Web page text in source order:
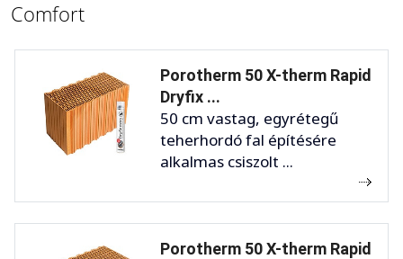
Comfort
Porotherm 50 X-therm Rapid
Dryfix ...
50 cm vastag, egyrétegű
teherhordó fal építésére
alkalmas csiszolt ...
Porotherm 50 X-therm Rapid